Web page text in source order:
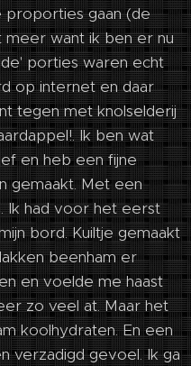
gaan (de
want ik ben er nu
porties waren echt
op internet en daar
tegen met knolselderij
Ik ben wat
en heb een fijne
gemaakt. Met een
Ik had voor het eerst
bord. Kuiltje gemaakt
beenham er
en voelde me haast
zo veel at. Maar het
koolhydraten. En een
verzadigd gevoel. Ik ga